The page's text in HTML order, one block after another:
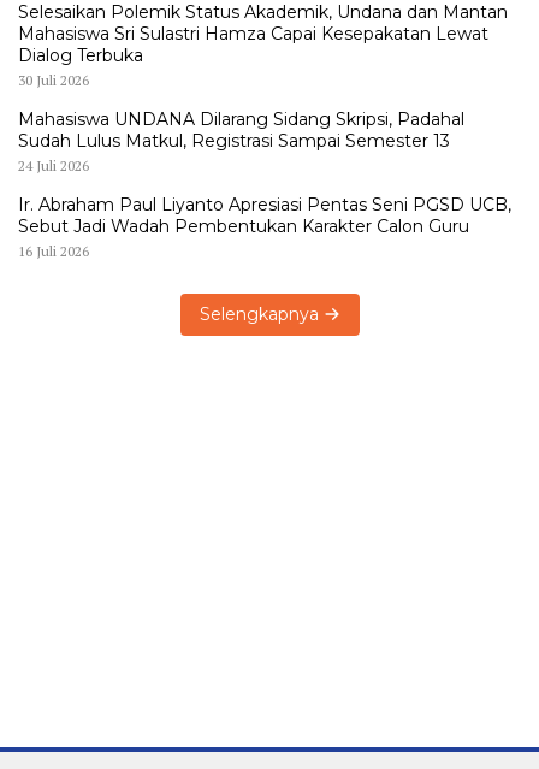
Selesaikan Polemik Status Akademik, Undana dan Mantan
Mahasiswa Sri Sulastri Hamza Capai Kesepakatan Lewat
Dialog Terbuka
30 Juli 2026
Mahasiswa UNDANA Dilarang Sidang Skripsi, Padahal
Sudah Lulus Matkul, Registrasi Sampai Semester 13
24 Juli 2026
Ir. Abraham Paul Liyanto Apresiasi Pentas Seni PGSD UCB,
Sebut Jadi Wadah Pembentukan Karakter Calon Guru
16 Juli 2026
Selengkapnya